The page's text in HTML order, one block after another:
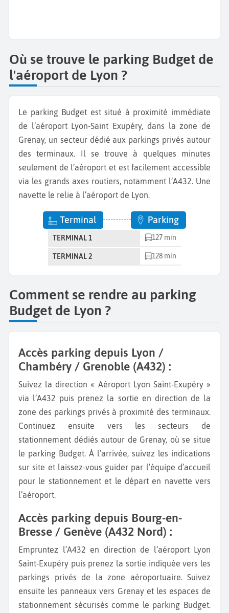
Où se trouve le parking Budget de
l'aéroport de Lyon ?
Le parking Budget est situé à proximité immédiate
de l’aéroport Lyon-Saint Exupéry, dans la zone de
Grenay, un secteur dédié aux parkings privés autour
des terminaux. Il se trouve à quelques minutes
seulement de l’aéroport et est facilement accessible
via les grands axes routiers, notamment l’A432. Une
navette le relie à l’aéroport de Lyon.
Terminal Parking
TERMINAL 1 127 min
TERMINAL 2 128 min
Comment se rendre au parking
Budget de Lyon ?
Accès parking depuis Lyon /
Chambéry / Grenoble (A432) :
Suivez la direction « Aéroport Lyon Saint-Exupéry »
via l’A432 puis prenez la sortie en direction de la
zone des parkings privés à proximité des terminaux.
Continuez ensuite vers les secteurs de
stationnement dédiés autour de Grenay, où se situe
le parking Budget. À l’arrivée, suivez les indications
sur site et laissez-vous guider par l’équipe d’accueil
pour le stationnement et le départ en navette vers
l’aéroport.
Accès parking depuis Bourg-en-
Bresse / Genève (A432 Nord) :
Empruntez l’A432 en direction de l’aéroport Lyon
Saint-Exupéry puis prenez la sortie indiquée vers les
parkings privés de la zone aéroportuaire. Suivez
ensuite les panneaux vers Grenay et les espaces de
stationnement sécurisés comme le parking Budget.